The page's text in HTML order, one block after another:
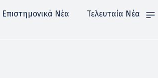
Επιστημονικά Νέα Τελευταία Νέα